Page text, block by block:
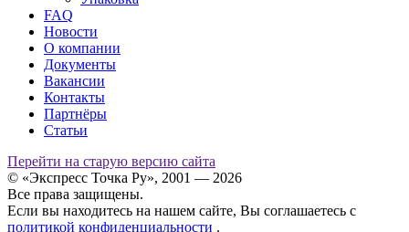
FAQ
Новости
О компании
Документы
Вакансии
Контакты
Партнёры
Статьи
Перейти на старую версию сайта
© «Экспресс Точка Ру», 2001 — 2026
Все права защищены.
Если вы находитесь на нашем сайте, Вы соглашаетесь с
политикой конфиденциальности .